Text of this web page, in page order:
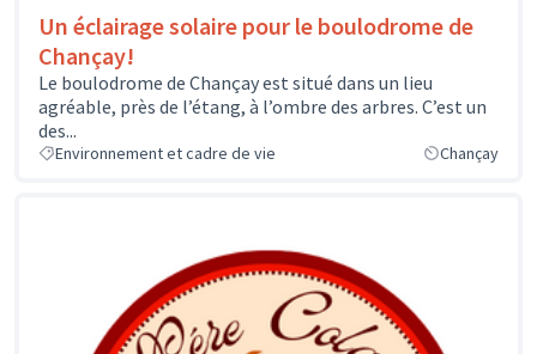
Un éclairage solaire pour le boulodrome de
Chançay!
Le boulodrome de Chançay est situé dans un lieu
agréable, près de l’étang, à l’ombre des arbres. C’est un
des...
Environnement et cadre de vie Chançay